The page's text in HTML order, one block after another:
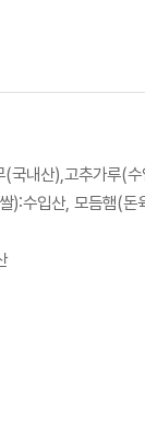
국내산),고추가루(수
):수입산, 모듬햄(